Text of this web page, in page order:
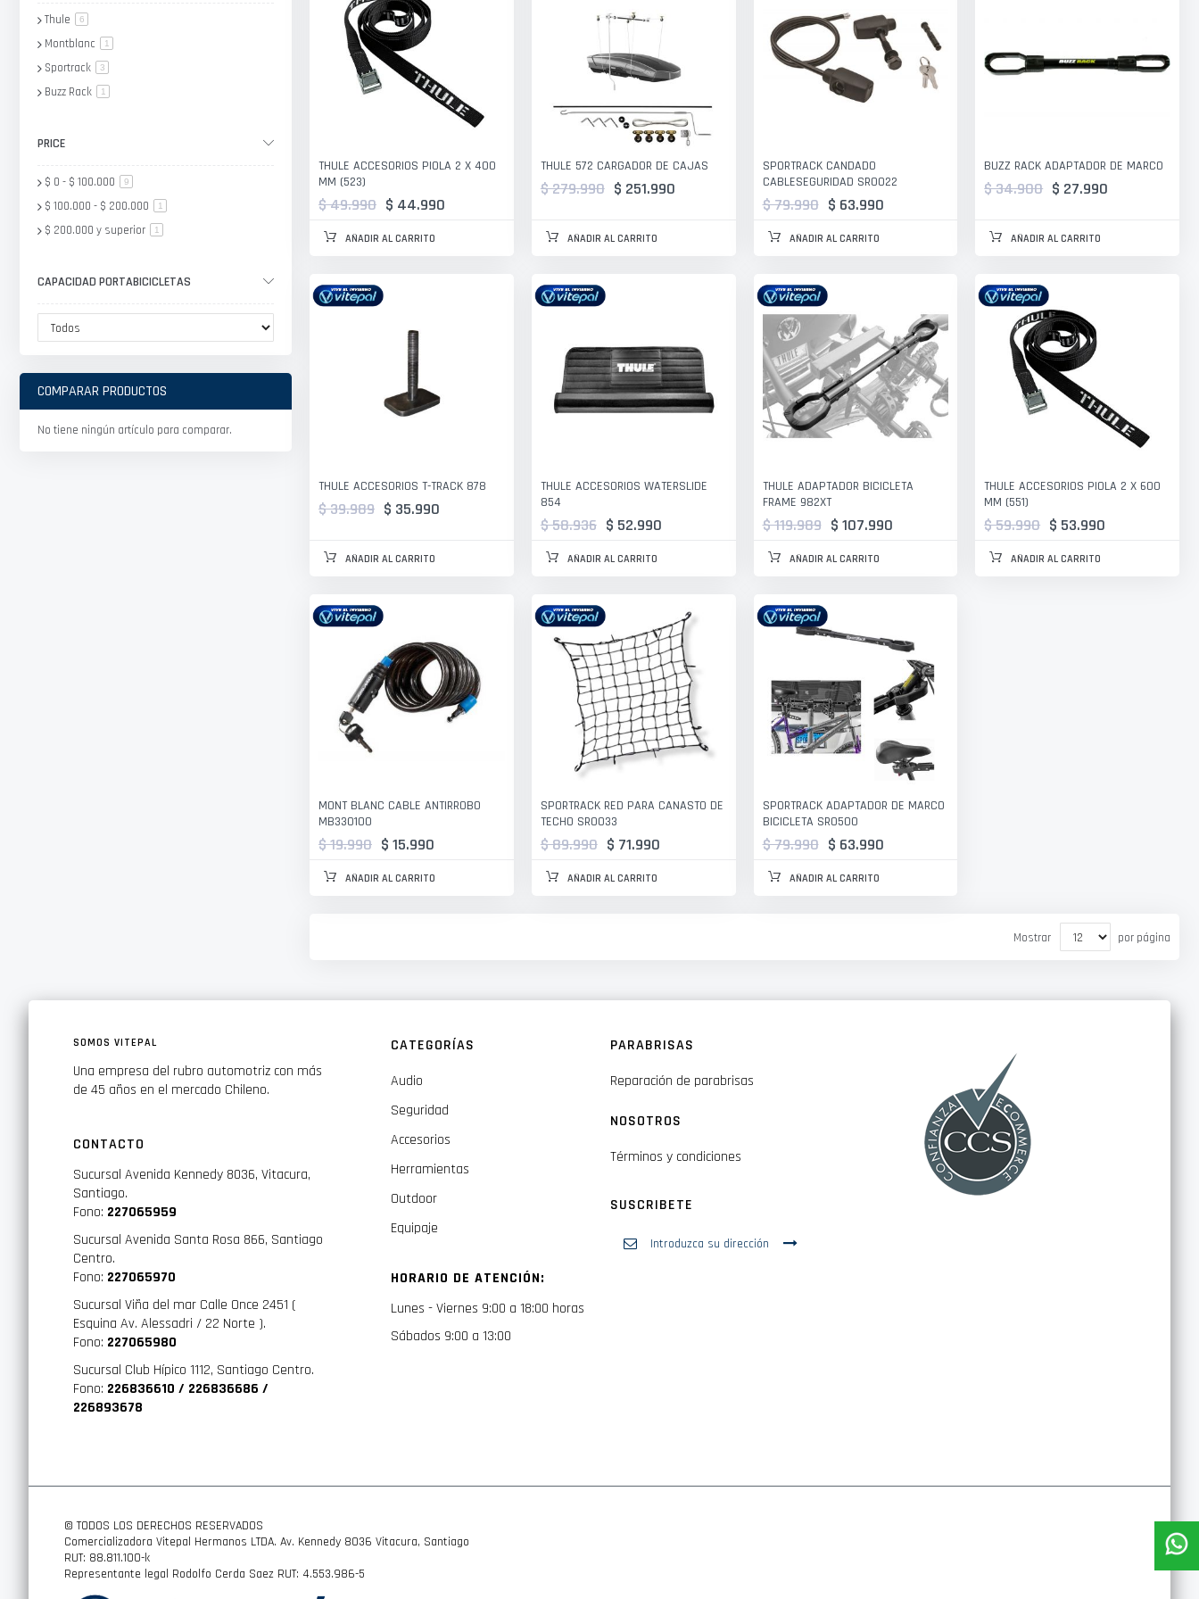
THULE ACCESORIOS PIOLA 2 X 400
MM (523)
$ 44.990
$ 49.990
AÑADIR AL CARRITO
THULE 572 CARGADOR DE CAJAS
$ 251.990
$ 279.990
AÑADIR AL CARRITO
SPORTRACK CANDADO
CABLESEGURIDAD SR0022
$ 63.990
$ 79.990
AÑADIR AL CARRITO
BUZZ RACK ADAPTADOR DE MARCO
$ 27.990
$ 34.900
AÑADIR AL CARRITO
THULE ACCESORIOS T-TRACK 878
$ 35.990
$ 39.989
AÑADIR AL CARRITO
THULE ACCESORIOS WATERSLIDE
854
$ 52.990
$ 58.936
AÑADIR AL CARRITO
THULE ADAPTADOR BICICLETA
FRAME 982XT
$ 107.990
$ 119.989
AÑADIR AL CARRITO
THULE ACCESORIOS PIOLA 2 X 600
MM (551)
$ 53.990
$ 59.990
AÑADIR AL CARRITO
MONT BLANC CABLE ANTIRROBO
MB330100
$ 15.990
$ 19.990
AÑADIR AL CARRITO
SPORTRACK RED PARA CANASTO DE
TECHO SR0033
$ 71.990
$ 89.990
AÑADIR AL CARRITO
SPORTRACK ADAPTADOR DE MARCO
BICICLETA SR0500
$ 63.990
$ 79.990
AÑADIR AL CARRITO
Mostrar por página
Thule 6artículo
Montblanc 1
Sportrack 3artículo
Buzz Rack 1
PRICE
$ 0 - $ 100.000 9artículo
$ 100.000 - $ 200.000 1
$ 200.000 y superior 1
CAPACIDAD PORTABICICLETAS
COMPARAR PRODUCTOS
No tiene ningún artículo para comparar.
SOMOS VITEPAL
Una empresa del rubro automotriz con más
de 45 años en el mercado Chileno.
CONTACTO
Sucursal Avenida Kennedy 8036, Vitacura,
Santiago.
Fono: 227065959
Sucursal Avenida Santa Rosa 866, Santiago
Centro.
Fono: 227065970
Sucursal Viña del mar Calle Once 2451 (
Esquina Av. Alessadri / 22 Norte ).
Fono: 227065980
Sucursal Club Hípico 1112, Santiago Centro.
Fono: 226836610 / 226836686 /
226893678
CATEGORÍAS
Audio
Seguridad
Accesorios
Herramientas
Outdoor
Equipaje
HORARIO DE ATENCIÓN:
Lunes - Viernes 9:00 a 18:00 horas
Sábados 9:00 a 13:00
PARABRISAS
Reparación de parabrisas
NOSOTROS
Términos y condiciones
SUSCRIBETE
© TODOS LOS DERECHOS RESERVADOS
Comercializadora Vitepal Hermanos LTDA. Av. Kennedy 8036 Vitacura, Santiago
RUT: 88.811.100-k
Representante legal Rodolfo Cerda Saez RUT: 4.553.986-5